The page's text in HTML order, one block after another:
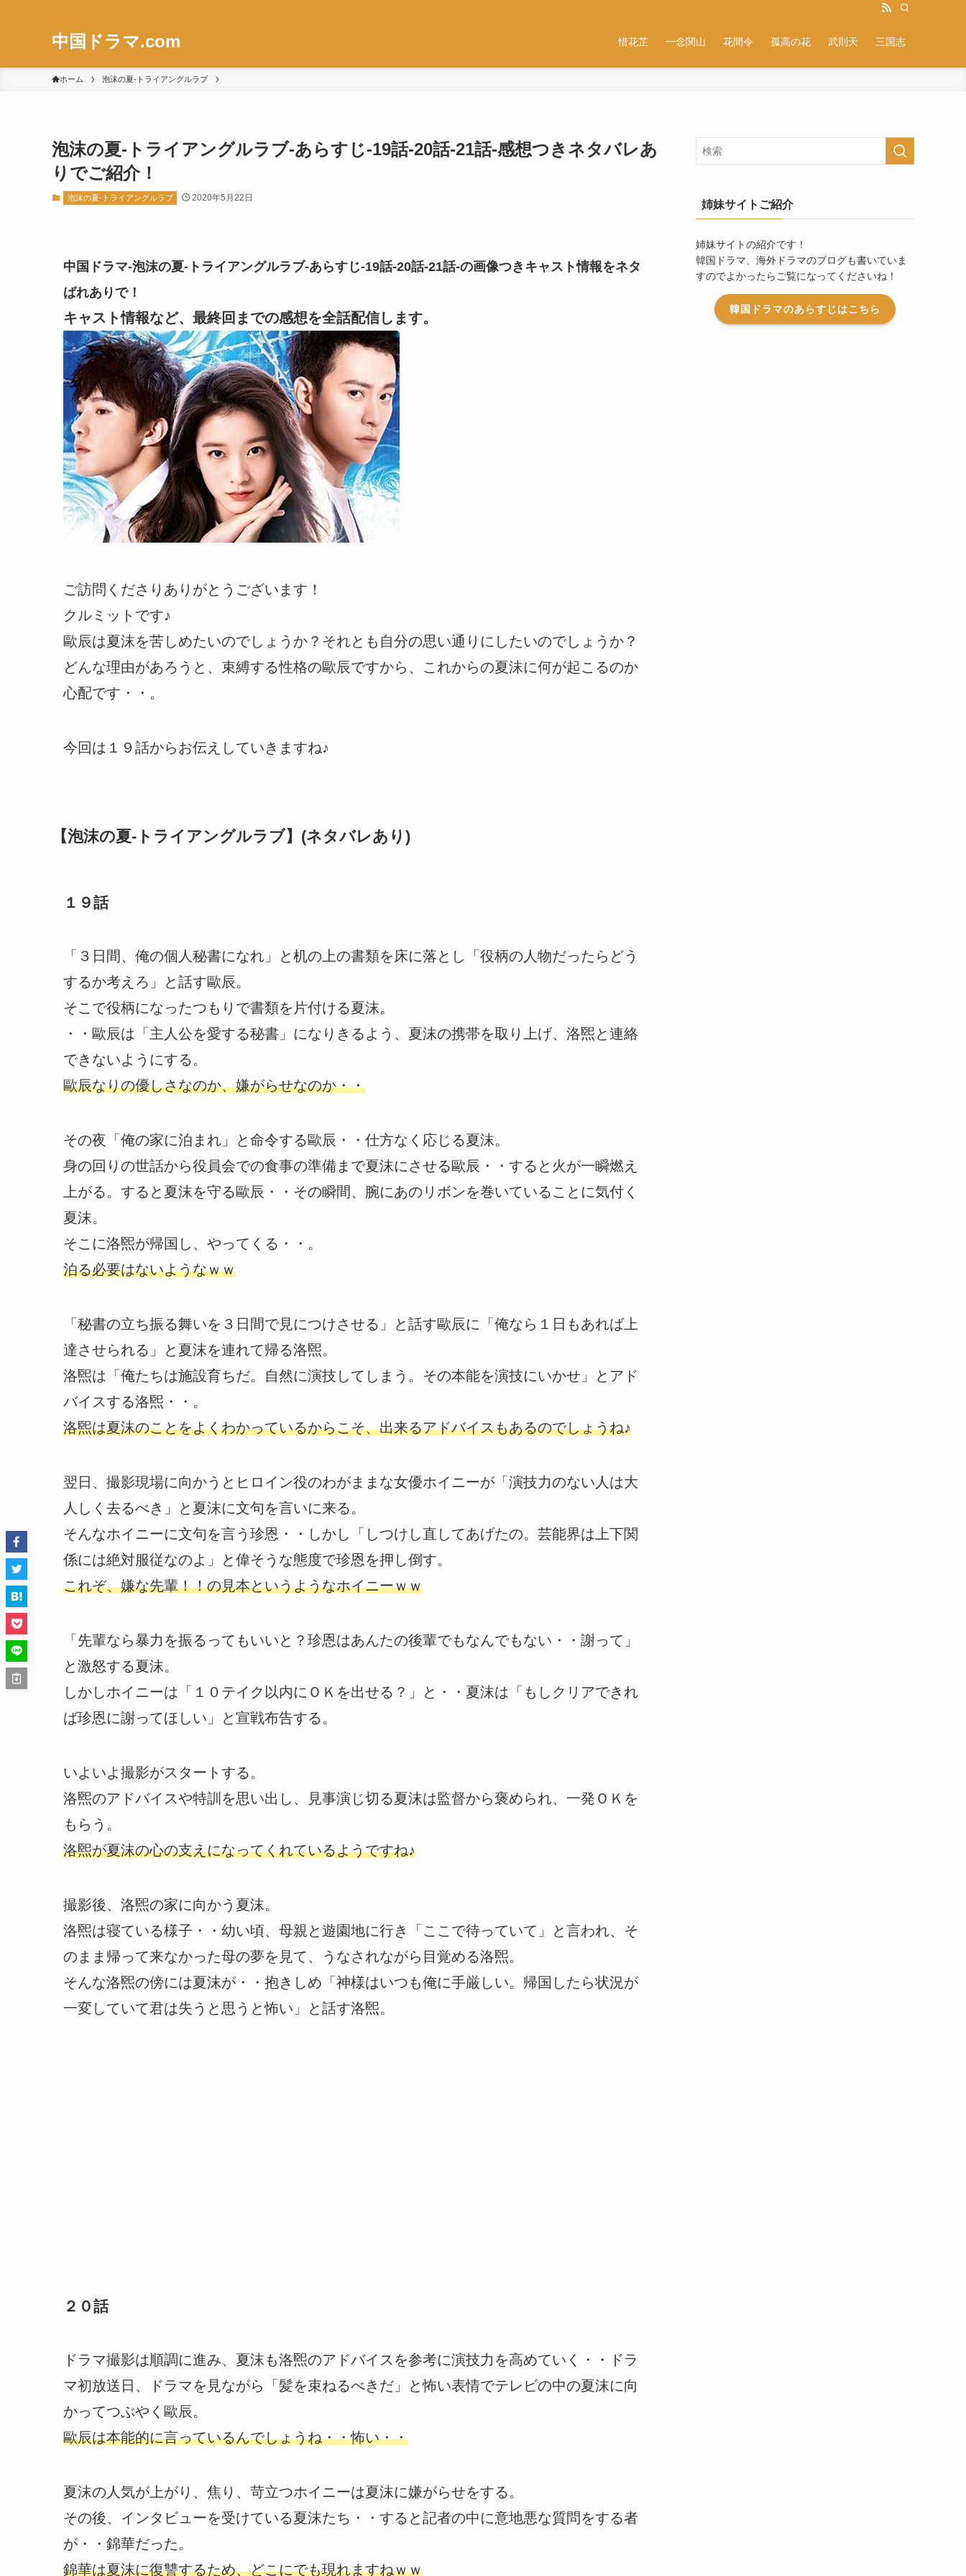
中国ドラマ.com 惜花芷 一念関山 花間令 孤高の花 武則天 三国志
ホーム 泡沫の夏-トライアングルラブ
泡沫の夏-トライアングルラブ-あらすじ-19話-20話-21話-感想つきネタバレあ
りでご紹介！
泡沫の夏-トライアングルラブ 2020年5月22日
中国ドラマ-泡沫の夏-トライアングルラブ-あらすじ-19話-20話-21話-の画像つきキャスト情報をネタ
ばれありで！
キャスト情報など、最終回までの感想を全話配信します。
ご訪問くださりありがとうございます！
クルミットです♪
歐辰は夏沫を苦しめたいのでしょうか？それとも自分の思い通りにしたいのでしょうか？
どんな理由があろうと、束縛する性格の歐辰ですから、これからの夏沫に何が起こるのか
心配です・・。
今回は１９話からお伝えしていきますね♪
【泡沫の夏-トライアングルラブ】(ネタバレあり)
１９話
「３日間、俺の個人秘書になれ」と机の上の書類を床に落とし「役柄の人物だったらどう
するか考えろ」と話す歐辰。
そこで役柄になったつもりで書類を片付ける夏沫。
・・歐辰は「主人公を愛する秘書」になりきるよう、夏沫の携帯を取り上げ、洛煕と連絡
できないようにする。
歐辰なりの優しさなのか、嫌がらせなのか・・
その夜「俺の家に泊まれ」と命令する歐辰・・仕方なく応じる夏沫。
身の回りの世話から役員会での食事の準備まで夏沫にさせる歐辰・・すると火が一瞬燃え
上がる。すると夏沫を守る歐辰・・その瞬間、腕にあのリボンを巻いていることに気付く
夏沫。
そこに洛煕が帰国し、やってくる・・。
泊る必要はないようなｗｗ
「秘書の立ち振る舞いを３日間で見につけさせる」と話す歐辰に「俺なら１日もあれば上
達させられる」と夏沫を連れて帰る洛煕。
洛煕は「俺たちは施設育ちだ。自然に演技してしまう。その本能を演技にいかせ」とアド
バイスする洛煕・・。
洛煕は夏沫のことをよくわかっているからこそ、出来るアドバイスもあるのでしょうね♪
翌日、撮影現場に向かうとヒロイン役のわがままな女優ホイニーが「演技力のない人は大
人しく去るべき」と夏沫に文句を言いに来る。
そんなホイニーに文句を言う珍恩・・しかし「しつけし直してあげたの。芸能界は上下関
係には絶対服従なのよ」と偉そうな態度で珍恩を押し倒す。
これぞ、嫌な先輩！！の見本というようなホイニーｗｗ
「先輩なら暴力を振るってもいいと？珍恩はあんたの後輩でもなんでもない・・謝って」
と激怒する夏沫。
しかしホイニーは「１０テイク以内にＯＫを出せる？」と・・夏沫は「もしクリアできれ
ば珍恩に謝ってほしい」と宣戦布告する。
いよいよ撮影がスタートする。
洛煕のアドバイスや特訓を思い出し、見事演じ切る夏沫は監督から褒められ、一発ＯＫを
もらう。
洛煕が夏沫の心の支えになってくれているようですね♪
撮影後、洛煕の家に向かう夏沫。
洛煕は寝ている様子・・幼い頃、母親と遊園地に行き「ここで待っていて」と言われ、そ
のまま帰って来なかった母の夢を見て、うなされながら目覚める洛煕。
そんな洛煕の傍には夏沫が・・抱きしめ「神様はいつも俺に手厳しい。帰国したら状況が
一変していて君は失うと思うと怖い」と話す洛煕。
２０話
ドラマ撮影は順調に進み、夏沫も洛煕のアドバイスを参考に演技力を高めていく・・ドラ
マ初放送日、ドラマを見ながら「髪を束ねるべきだ」と怖い表情でテレビの中の夏沫に向
かってつぶやく歐辰。
歐辰は本能的に言っているんでしょうね・・怖い・・
夏沫の人気が上がり、焦り、苛立つホイニーは夏沫に嫌がらせをする。
その後、インタビューを受けている夏沫たち・・すると記者の中に意地悪な質問をする者
が・・錦華だった。
錦華は夏沫に復讐するため、どこにでも現れますねｗｗ
姉妹サイトご紹介
姉妹サイトの紹介です！
韓国ドラマ、海外ドラマのブログも書いていま
すのでよかったらご覧になってくださいね！
韓国ドラマのあらすじはこちら